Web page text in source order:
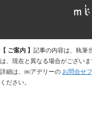
【 ご案内 】 記事の内容は、執筆
は、現在と異なる場合がございま
詳細は、㈱アデリーの お問合せ
ください。